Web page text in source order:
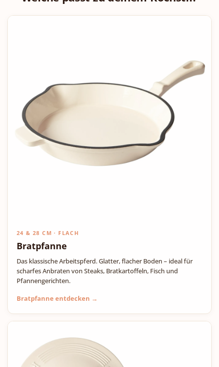
24 & 28 CM · FLACH
Bratpfanne
Das klassische Arbeitspferd. Glatter, flacher Boden – ideal für
scharfes Anbraten von Steaks, Bratkartoffeln, Fisch und
Pfannengerichten.
Bratpfanne entdecken →